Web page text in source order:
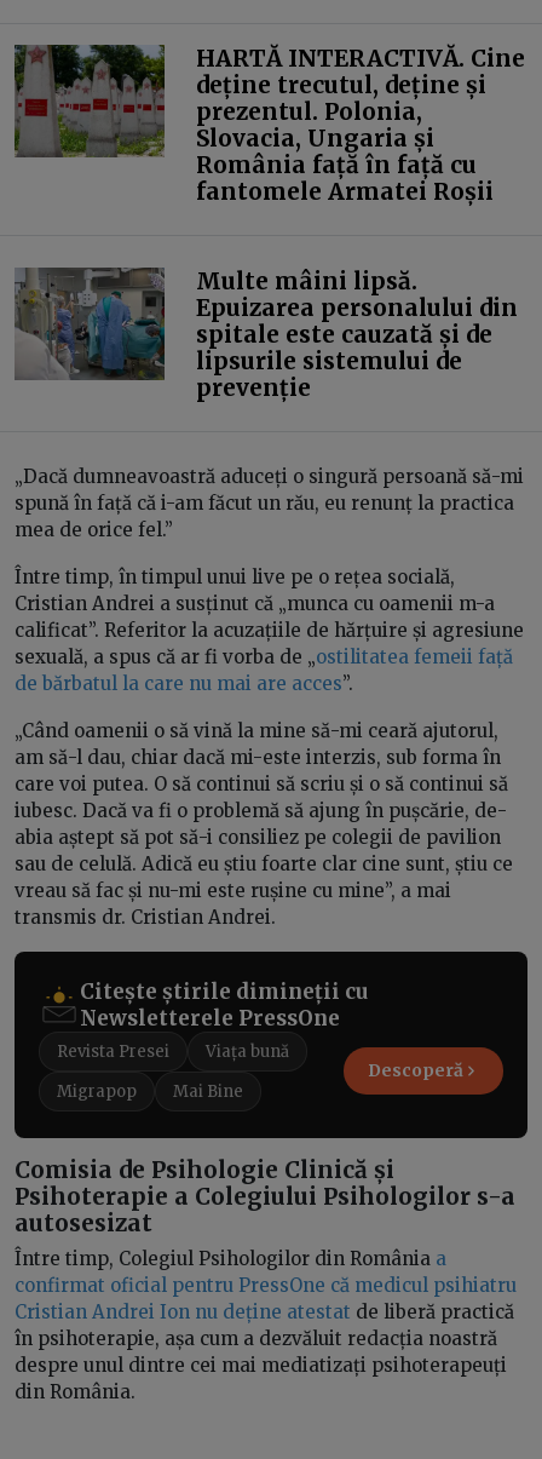
HARTĂ INTERACTIVĂ. Cine
deține trecutul, deține și
prezentul. Polonia,
Slovacia, Ungaria și
România față în față cu
fantomele Armatei Roșii
Multe mâini lipsă.
Epuizarea personalului din
spitale este cauzată și de
lipsurile sistemului de
prevenție
„Dacă dumneavoastră aduceți o singură persoană să-mi
spună în față că i-am făcut un rău, eu renunț la practica
mea de orice fel.”
Între timp, în timpul unui live pe o rețea socială,
Cristian Andrei a susținut că „munca cu oamenii m-a
calificat”. Referitor la acuzațiile de hărțuire și agresiune
sexuală, a spus că ar fi vorba de „ostilitatea femeii față
de bărbatul la care nu mai are acces”.
„Când oamenii o să vină la mine să-mi ceară ajutorul,
am să-l dau, chiar dacă mi-este interzis, sub forma în
care voi putea. O să continui să scriu și o să continui să
iubesc. Dacă va fi o problemă să ajung în pușcărie, de-
abia aștept să pot să-i consiliez pe colegii de pavilion
sau de celulă. Adică eu știu foarte clar cine sunt, știu ce
vreau să fac și nu-mi este rușine cu mine”, a mai
transmis dr. Cristian Andrei.
Citește știrile dimineții cu
Newsletterele PressOne
Revista Presei
Viața bună
Migrapop
Mai Bine
Descoperă
Comisia de Psihologie Clinică și
Psihoterapie a Colegiului Psihologilor s-a
autosesizat
Între timp, Colegiul Psihologilor din România a
confirmat oficial pentru PressOne că medicul psihiatru
Cristian Andrei Ion nu deține atestat de liberă practică
în psihoterapie, așa cum a dezvăluit redacția noastră
despre unul dintre cei mai mediatizați psihoterapeuți
din România.